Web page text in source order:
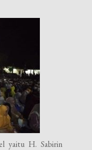
yaitu H. Sabirin